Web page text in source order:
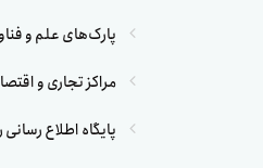
پارک‌های علم و
مراکز تجاری و
پایگاه اطلاع